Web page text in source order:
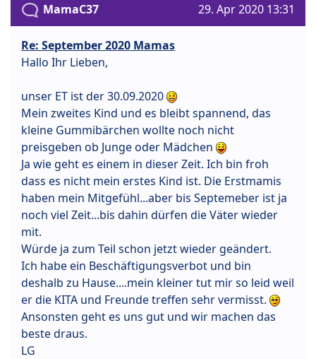
MamaC37 29. Apr 2020 13:31
Re: September 2020 Mamas
Hallo Ihr Lieben,
unser ET ist der 30.09.2020
Mein zweites Kind und es bleibt spannend, das
kleine Gummibärchen wollte noch nicht
preisgeben ob Junge oder Mädchen
Ja wie geht es einem in dieser Zeit. Ich bin froh
dass es nicht mein erstes Kind ist. Die Erstmamis
haben mein Mitgefühl...aber bis Septemeber ist ja
noch viel Zeit...bis dahin dürfen die Väter wieder
mit.
Würde ja zum Teil schon jetzt wieder geändert.
Ich habe ein Beschäftigungsverbot und bin
deshalb zu Hause....mein kleiner tut mir so leid weil
er die KITA und Freunde treffen sehr vermisst.
Ansonsten geht es uns gut und wir machen das
beste draus.
LG